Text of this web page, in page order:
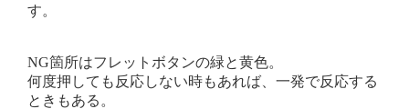
す。
NG箇所はフレットボタンの緑と黄色。
何度押しても反応しない時もあれば、一発で反応する
ときもある。